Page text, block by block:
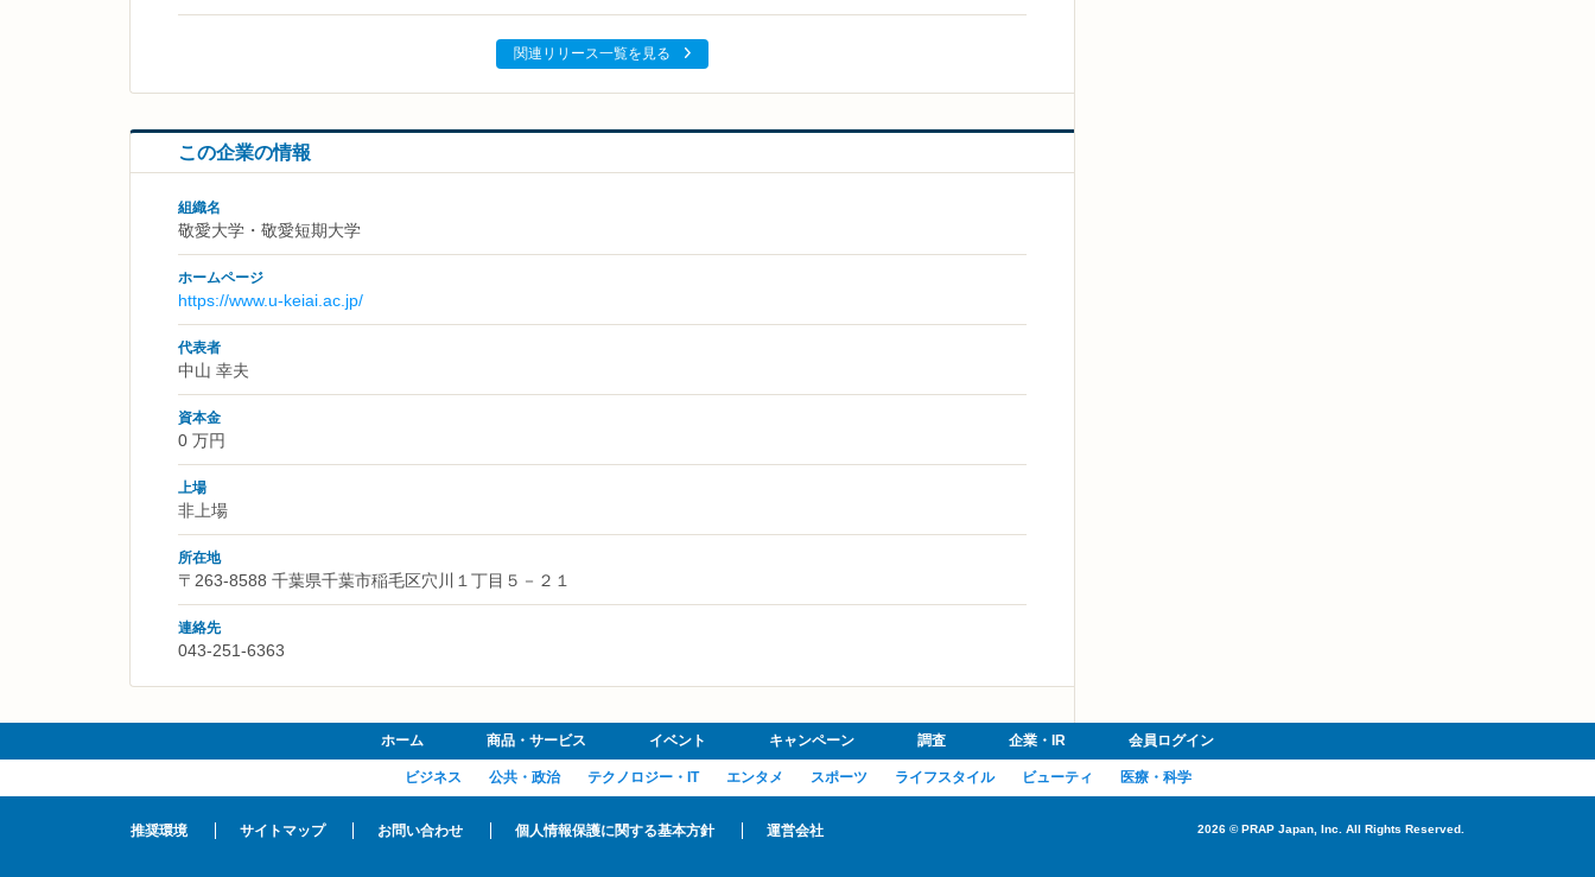
関連リリース一覧を見る
この企業の情報
組織名
敬愛大学・敬愛短期大学
ホームページ
https://www.u-keiai.ac.jp/
代表者
中山 幸夫
資本金
0 万円
上場
非上場
所在地
〒263-8588 千葉県千葉市稲毛区穴川１丁目５－２１
連絡先
043-251-6363
ホーム 商品・サービス イベント キャンペーン 調査 企業・IR 会員ログイン
ビジネス 公共・政治 テクノロジー・IT エンタメ スポーツ ライフスタイル ビューティ 医療・科学
推奨環境 サイトマップ お問い合わせ 個人情報保護に関する基本方針 運営会社 2026 ©PRAP Japan, Inc. All Rights Reserved.